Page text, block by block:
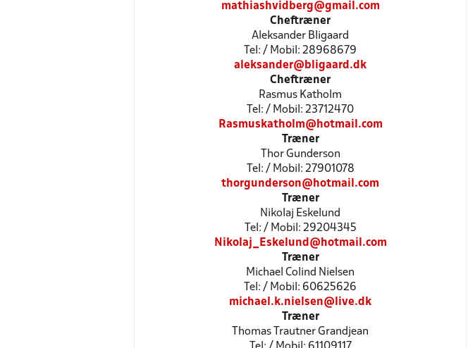
mathiashvidberg@gmail.com
Cheftræner
Aleksander Bligaard
Tel: / Mobil: 28968679
aleksander@bligaard.dk
Cheftræner
Rasmus Katholm
Tel: / Mobil: 23712470
Rasmuskatholm@hotmail.com
Træner
Thor Gunderson
Tel: / Mobil: 27901078
thorgunderson@hotmail.com
Træner
Nikolaj Eskelund
Tel: / Mobil: 29204345
Nikolaj_Eskelund@hotmail.com
Træner
Michael Colind Nielsen
Tel: / Mobil: 60625626
michael.k.nielsen@live.dk
Træner
Thomas Trautner Grandjean